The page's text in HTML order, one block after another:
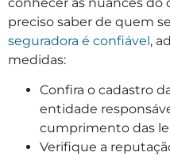
preciso saber de quem
seguradora é confiável,
medidas:
Confira o cadastro
entidade
cumprimento das
Verifique a